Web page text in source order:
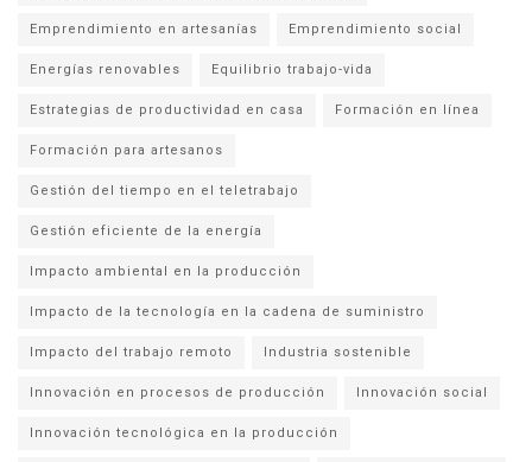
Emprendimiento en artesanías Emprendimiento social
Energías renovables Equilibrio trabajo-vida
Estrategias de productividad en casa Formación en línea
Formación para artesanos
Gestión del tiempo en el teletrabajo
Gestión eficiente de la energía
Impacto ambiental en la producción
Impacto de la tecnología en la cadena de suministro
Impacto del trabajo remoto Industria sostenible
Innovación en procesos de producción Innovación social
Innovación tecnológica en la producción